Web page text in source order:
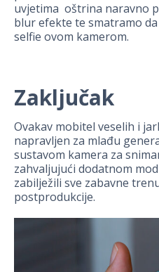
uvjetima oštrina naravno
blur efekte te smatramo
selfie ovom kamerom.
Zaključak
Ovakav mobitel veselih i
napravljen za mlađu
sustavom kamera za
zahvaljujući dodatnom
zabilježili sve zabavne
postprodukcije.